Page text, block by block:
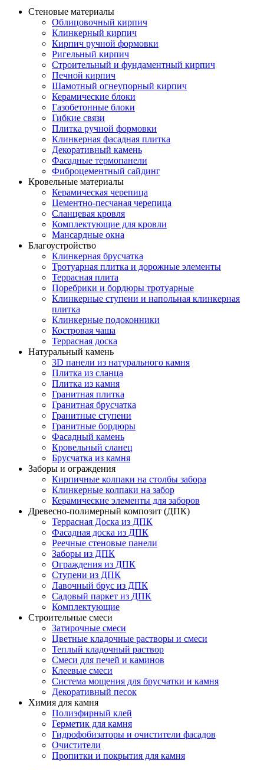
Стеновые материалы
Облицовочный кирпич
Клинкерный кирпич
Кирпич ручной формовки
Ригельный кирпич
Строительный и фундаментный кирпич
Печной кирпич
Шамотный огнеупорный кирпич
Керамические блоки
Газобетонные блоки
Гибкие связи
Плитка ручной формовки
Клинкерная фасадная плитка
Декоративный камень
Фасадные термопанели
Фиброцементный сайдинг
Кровельные материалы
Керамическая черепица
Цементно-песчаная черепица
Сланцевая кровля
Комплектующие для кровли
Мансардные окна
Благоустройство
Клинкерная брусчатка
Тротуарная плитка и дорожные элементы
Террасная плита
Поребрики и бордюры тротуарные
Клинкерные ступени и напольная клинкерная
плитка
Клинкерные подоконники
Костровая чаша
Террасная доска
Натуральный камень
3D панели из натурального камня
Плитка из сланца
Плитка из камня
Гранитная плитка
Гранитная брусчатка
Гранитные ступени
Гранитные бордюры
Фасадный камень
Кровельный сланец
Брусчатка из камня
Заборы и ограждения
Кирпичные колпаки на столбы забора
Клинкерные колпаки на забор
Керамические элементы для заборов
Древесно-полимерный композит (ДПК)
Террасная Доска из ДПК
Фасадная доска из ДПК
Реечные стеновые панели
Заборы из ДПК
Ограждения из ДПК
Ступени из ДПК
Лавочный брус из ДПК
Садовый паркет из ДПК
Комплектующие
Строительные смеси
Затирочные смеси
Цветные кладочные растворы и смеси
Теплый кладочный раствор
Смеси для печей и каминов
Клеевые смеси
Система мощения для брусчатки и камня
Декоративный песок
Химия для камня
Полиэфирный клей
Герметик для камня
Гидрофобизаторы и очистители фасадов
Очистители
Пропитки и покрытия для камня